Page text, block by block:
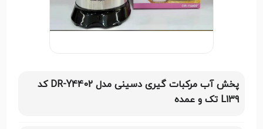
پخش آب مرکبات گیری دسینی مدل DR-Y4402 کد
L139 تک و عمده